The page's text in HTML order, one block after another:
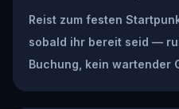
Reist zum festen
sobald ihr bereit seid —
Buchung, kein wartender